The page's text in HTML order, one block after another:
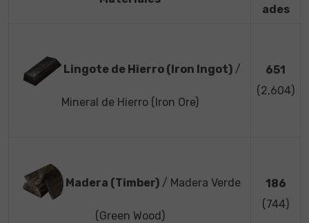
ades
Lingote de Hierro (Iron Ingot)/
Mineral de Hierro (Iron Ore)
651
(2,604)
Madera (Timber)/ Madera Verde
(Green Wood)
186
(744)